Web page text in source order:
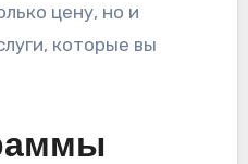
цену, но и
которые вы